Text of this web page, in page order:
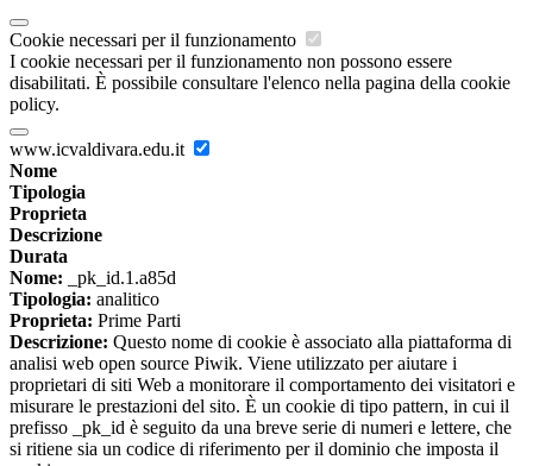
Cookie necessari per il funzionamento
I cookie necessari per il funzionamento non possono essere
disabilitati. È possibile consultare l'elenco nella pagina della cookie
policy.
www.icvaldivara.edu.it
Nome
Tipologia
Proprieta
Descrizione
Durata
Nome: _pk_id.1.a85d
Tipologia: analitico
Proprieta: Prime Parti
Descrizione: Questo nome di cookie è associato alla piattaforma di
analisi web open source Piwik. Viene utilizzato per aiutare i
proprietari di siti Web a monitorare il comportamento dei visitatori e
misurare le prestazioni del sito. È un cookie di tipo pattern, in cui il
prefisso _pk_id è seguito da una breve serie di numeri e lettere, che
si ritiene sia un codice di riferimento per il dominio che imposta il